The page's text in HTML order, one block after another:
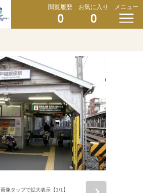
閲覧履歴
0
お気に入り
0
メニュー
画像タップで拡大表示【1/1】